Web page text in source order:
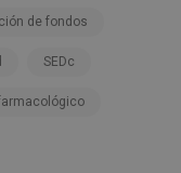
de fondos
SEDc